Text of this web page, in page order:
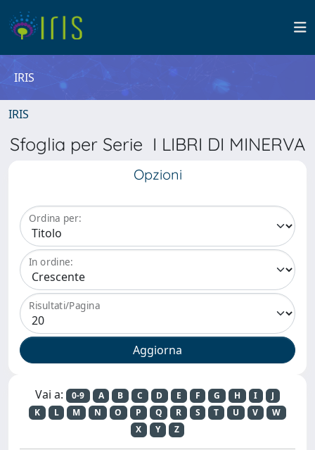
IRIS
IRIS
Sfoglia per Serie I LIBRI DI MINERVA
Opzioni
Ordina per:
In ordine:
Risultati/Pagina
Vai a: 0-9 A B C D E F G H I
J
K
L M N O P Q R S T U V
W
X
Y Z